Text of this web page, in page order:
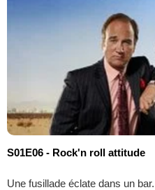
S01E06 - Rock'n roll attitude
Une fusillade éclate dans un